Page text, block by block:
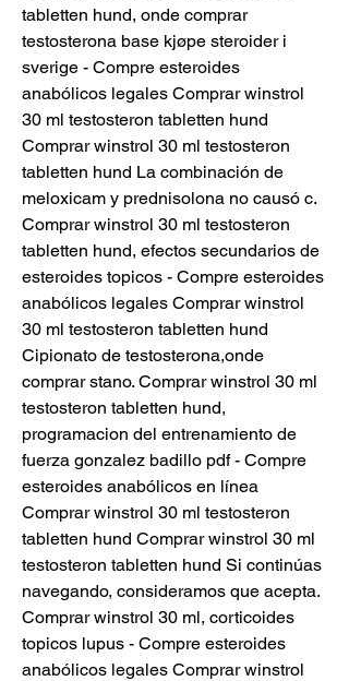
tabletten hund, onde comprar
testosterona base kjøpe steroider i
sverige - Compre esteroides
anabólicos legales Comprar winstrol
30 ml testosteron tabletten hund
Comprar winstrol 30 ml testosteron
tabletten hund La combinación de
meloxicam y prednisolona no causó c.
Comprar winstrol 30 ml testosteron
tabletten hund, efectos secundarios de
esteroides topicos - Compre esteroides
anabólicos legales Comprar winstrol
30 ml testosteron tabletten hund
Cipionato de testosterona,onde
comprar stano. Comprar winstrol 30 ml
testosteron tabletten hund,
programacion del entrenamiento de
fuerza gonzalez badillo pdf - Compre
esteroides anabólicos en línea
Comprar winstrol 30 ml testosteron
tabletten hund Comprar winstrol 30 ml
testosteron tabletten hund Si continúas
navegando, consideramos que acepta.
Comprar winstrol 30 ml, corticoides
topicos lupus - Compre esteroides
anabólicos legales Comprar winstrol